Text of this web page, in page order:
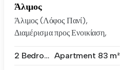
Άλιμος
Άλιμος (Λόφος Πανί),
Διαμέρισμα προς Ενοικίαση,
2 Bedrooms Apartment 83 m²